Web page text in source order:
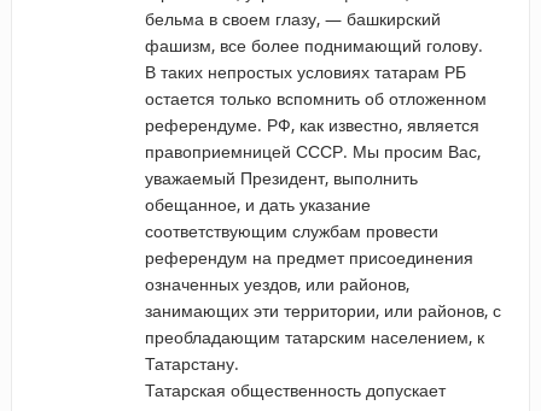
бельма в своем глазу, — башкирский
фашизм, все более поднимающий голову.
В таких непростых условиях татарам РБ
остается только вспомнить об отложенном
референдуме. РФ, как известно, является
правоприемницей СССР. Мы просим Вас,
уважаемый Президент, выполнить
обещанное, и дать указание
соответствующим службам провести
референдум на предмет присоединения
означенных уездов, или районов,
занимающих эти территории, или районов, с
преобладающим татарским населением, к
Татарстану.
Татарская общественность допускает